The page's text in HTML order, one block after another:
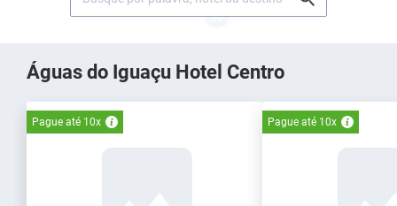
Águas do Iguaçu Hotel Centro
Pague até 10x Pague até 10x